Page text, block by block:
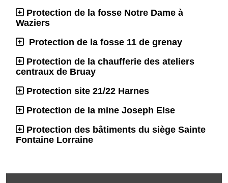
Protection de la fosse Notre Dame à
Waziers
Protection de la fosse 11 de grenay
Protection de la chaufferie des ateliers
centraux de Bruay
Protection site 21/22 Harnes
Protection de la mine Joseph Else
Protection des bâtiments du siège Sainte
Fontaine Lorraine